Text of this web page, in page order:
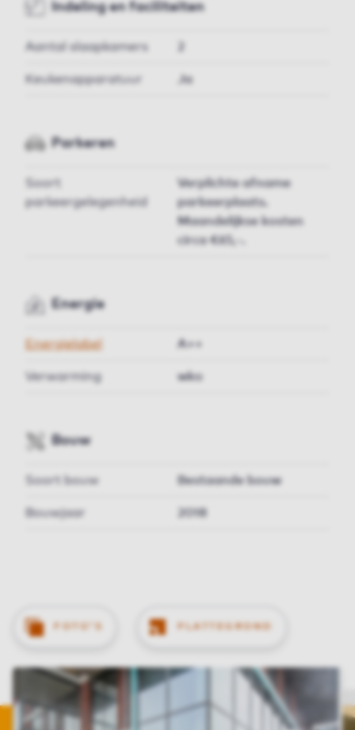
Indeling en faciliteiten
Aantal slaapkamers
Keukenapparatuur Ja
Parkeren
Soort
parkeergelegenheid
Verplichte afname
parkeerplaats.
Maandelijkse kosten
circa €65,-.
Energie
Energielabel A++
Verwarming wko
Bouw
Soort bouw Bestaande bouw
Bouwjaar 2018
PLATTEGROND